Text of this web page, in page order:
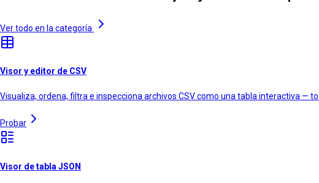
Ver todo en la categoría
Visor y editor de CSV
Visualiza, ordena, filtra e inspecciona archivos CSV como una tabla interactiva —
Probar
Visor de tabla JSON